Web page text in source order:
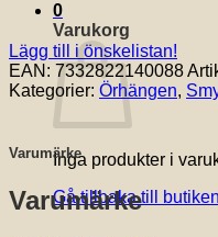
0
Varukorg
Inga produkter i
Gå tillbaka till butiken
Lägg till i önskelistan!
EAN: 7332822140088
Kategorier: Örhängen,
Varumärke
Varumärke